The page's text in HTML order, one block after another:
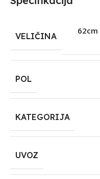
VELIČINA
POL
KATEGORIJA
UVOZ